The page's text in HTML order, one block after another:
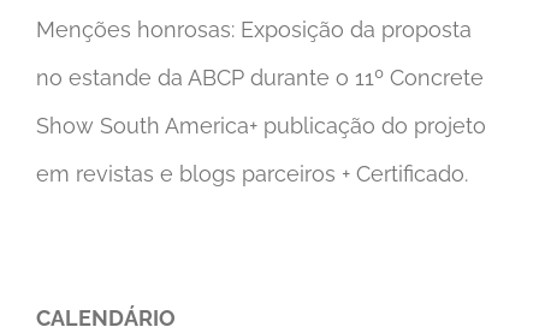
Menções honrosas: Exposição da proposta
no estande da ABCP durante o 11º Concrete
Show South America+ publicação do projeto
em revistas e blogs parceiros + Certificado.
CALENDÁRIO